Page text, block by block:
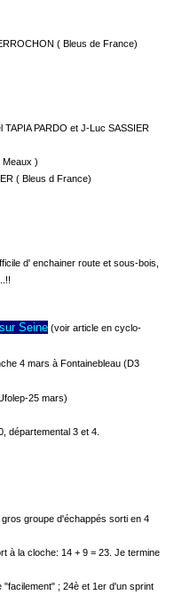
( Bleus de France)
PARDO et J-Luc SASSIER
)
( Bleus d France)
d' enchainer route et sous-bois,
Seine (voir article en cyclo-
4 mars à Fontainebleau (D3
25 mars)
départemental 3 et 4.
groupe d'échappés sorti en 4
à la cloche: 14 + 9 = 23. Je termine
; 24è et 1er d'un sprint